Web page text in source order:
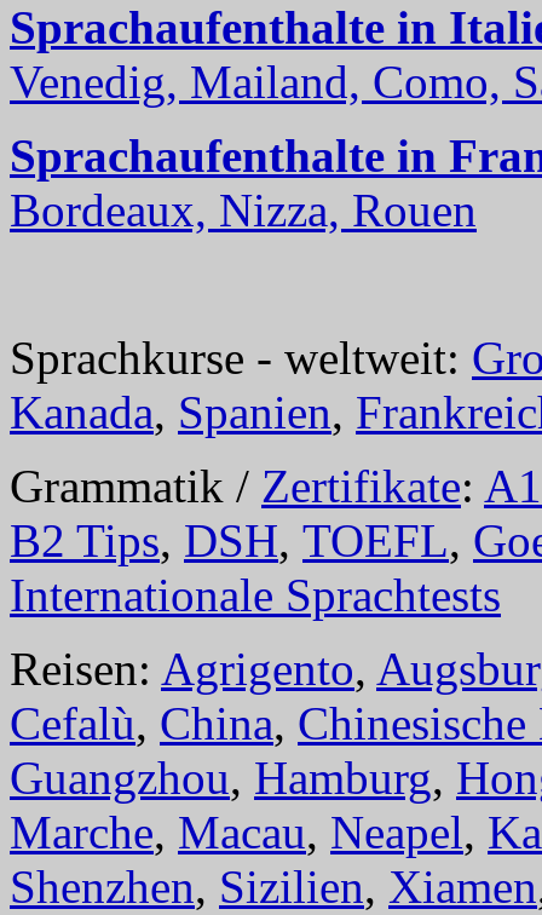
Sprachaufenthalte in
Venedig, Mailand, Como,
Sprachaufenthalte in
Bordeaux, Nizza, Rouen
Sprachkurse - weltweit:
Kanada, Spanien,
Grammatik / Zertifikate: A1
B2 Tips, DSH, TOEFL,
Internationale Sprachtests
Reisen: Agrigento,
Cefalù, China, Chinesische
Guangzhou, Hamburg,
Marche, Macau, Neapel,
Shenzhen, Sizilien, Xiamen